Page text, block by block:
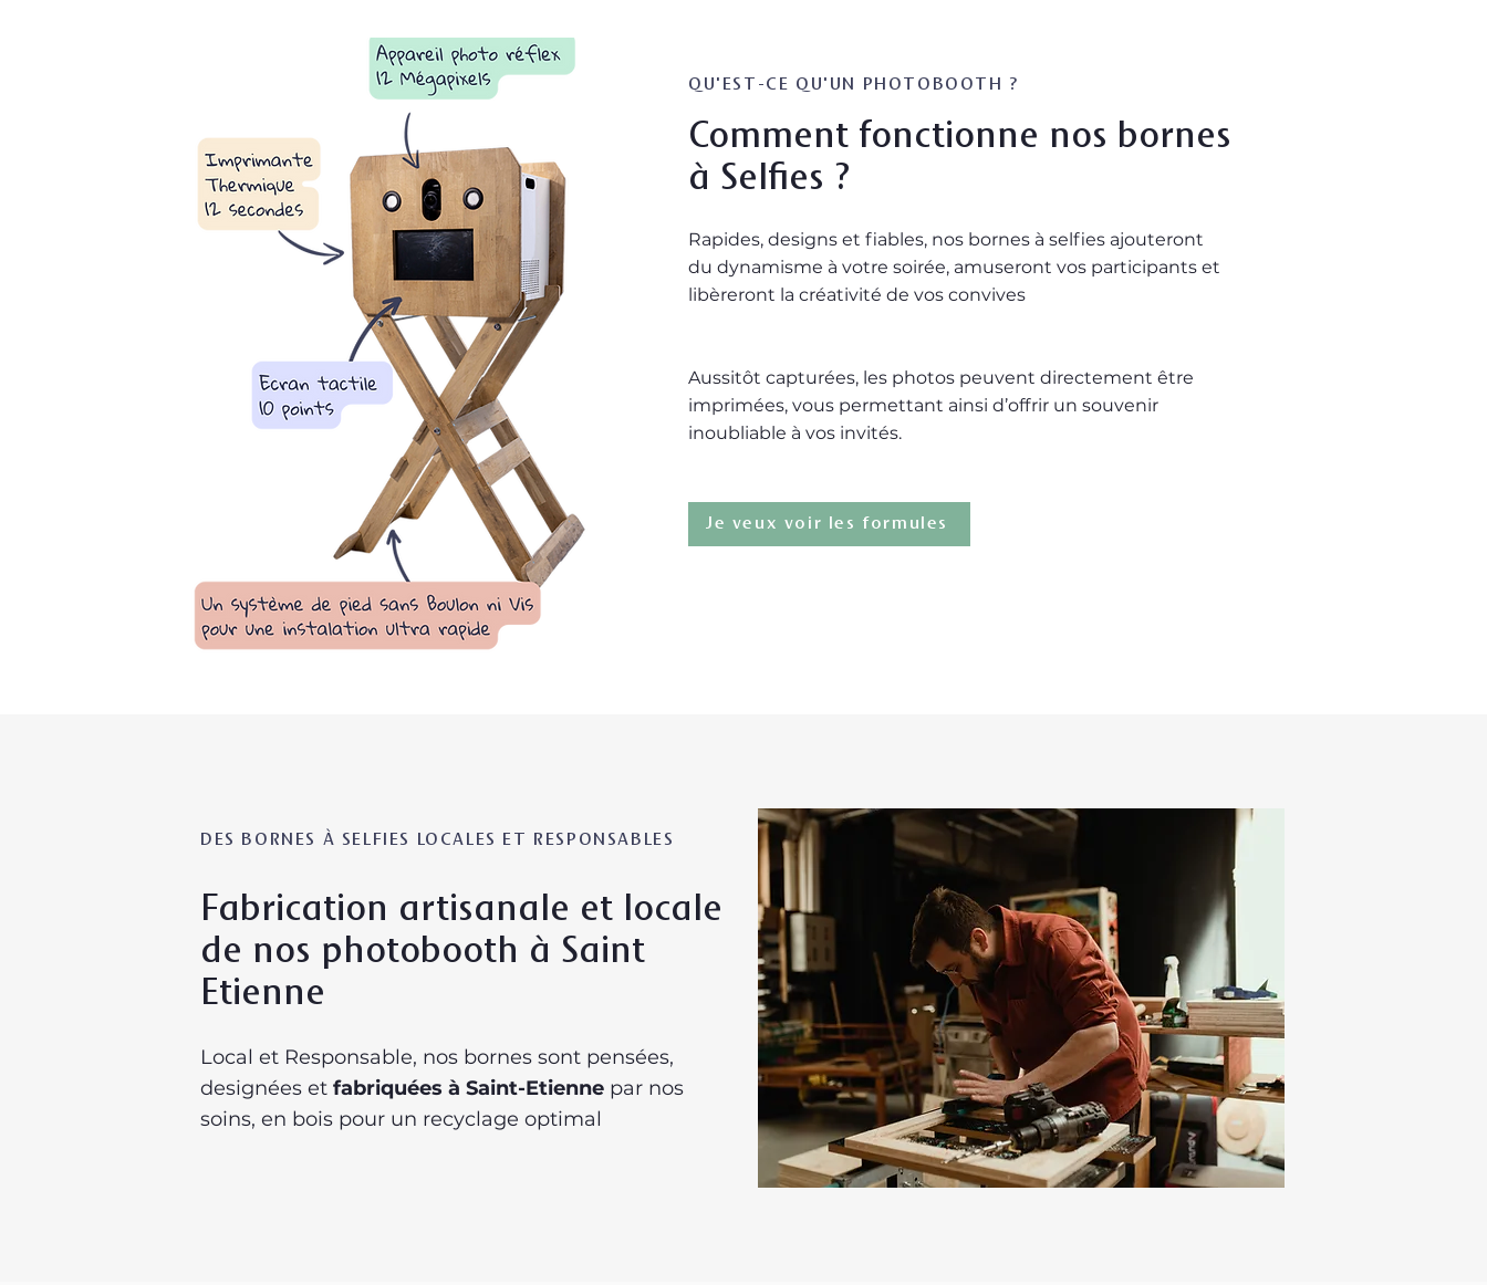
QU'EST-CE QU'UN PHOTOBOOTH ?
Comment fonctionne nos bornes
à Selfies ?
Rapides, designs et fiables, nos bornes à selfies ajouteront
du dynamisme à votre soirée, amuseront vos participants et
libèreront la créativité de vos convives
Aussitôt capturées, les photos peuvent directement être
imprimées, vous permettant ainsi d’offrir un souvenir
inoubliable à vos invités.
Je veux voir les formules
DES BORNES À SELFIES LOCALES ET RESPONSABLES
Fabrication artisanale et locale
de nos photobooth à Saint
Etienne
Local et Responsable, nos bornes sont pensées,
designées et fabriquées à Saint-Etienne par nos
soins, en bois pour un recyclage optimal